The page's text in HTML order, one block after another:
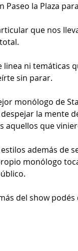
Paseo la Plaza
que nos
ni temáticas
sin parar.
monólogo de
la mente
aquellos que
además de
monólogo
del show